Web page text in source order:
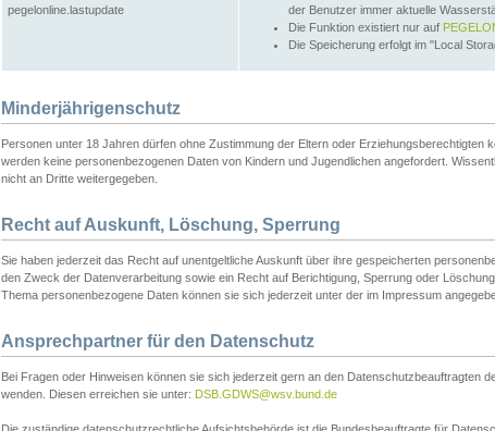
pegelonline.lastupdate
der Benutzer immer aktuelle
Die Funktion existiert nur auf
Die Speicherung erfolgt im "Local
Minderjährigenschutz
Personen unter 18 Jahren dürfen ohne Zustimmung der Eltern oder Erziehungsberechtigten
werden keine personenbezogenen Daten von Kindern und Jugendlichen angefordert.
nicht an Dritte weitergegeben.
Recht auf Auskunft, Löschung, Sperrung
Sie haben jederzeit das Recht auf unentgeltliche Auskunft über ihre gespeicherten
den Zweck der Datenverarbeitung sowie ein Recht auf Berichtigung, Sperrung oder
Thema personenbezogene Daten können sie sich jederzeit unter der im Impressum
Ansprechpartner für den Datenschutz
Bei Fragen oder Hinweisen können sie sich jederzeit gern an den Datenschutzbeauftragten
wenden. Diesen erreichen sie unter: DSB.GDWS@wsv.bund.de